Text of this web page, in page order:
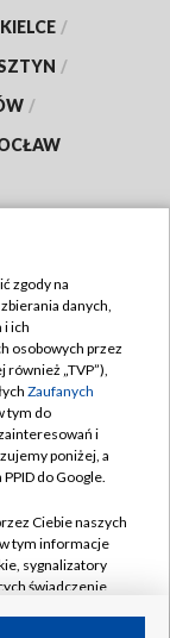
KIELCE /
/
/
zgody na
danych,
i ich
osobowych przez
również „TVP”),
Zaufanych
tym do
i
poniżej, a
do Google.
Ciebie naszych
tym informacje
sygnalizatory
świadczenie